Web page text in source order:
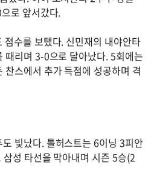
로 앞서갔다.
수를 보탰다. 신민재의 내야안타
때리며 3-0으로 달아났다. 5회에는
찬스에서 추가 득점에 성공하며 격
빛났다. 톨허스트는 6이닝 3피안
성 타선을 막아내며 시즌 5승(2